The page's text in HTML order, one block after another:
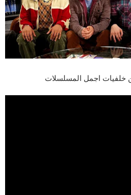
خلفيات اجمل المسلسلات